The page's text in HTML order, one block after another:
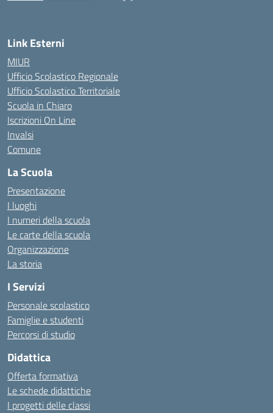
Link Esterni
MIUR
Ufficio Scolastico Regionale
Ufficio Scolastico Territoriale
Scuola in Chiaro
Iscrizioni On Line
Invalsi
Comune
La Scuola
Presentazione
I luoghi
I numeri della scuola
Le carte della scuola
Organizzazione
La storia
I Servizi
Personale scolastico
Famiglie e studenti
Percorsi di studio
Didattica
Offerta formativa
Le schede didattiche
I progetti delle classi